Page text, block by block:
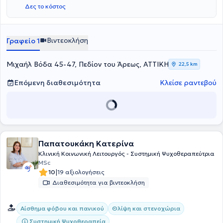
Κοινωνικά Ιατρεία Αλληλεγγύης Χαλανδρίου.
2025 συμμετείχε σε ερευνητική εργασία με τίτλο «Loyal hearts,
explorative minds: A co-operative inquiry of HELASYTH on its’
οποίο οι συστημικοί θεραπευτές αντιλαμβάνονται την
επαγγελματική τους ταυτότητα και τις προκλήσεις της.
Δες το κόστος
Γραφείο 1 Βιντεοκλήση
Μιχαήλ Βόδα 45-47, Πεδίον του Άρεως, ΑΤΤΙΚΗ 22,5 km
Επόμενη διαθεσιμότητα Κλείσε ραντεβού
Παπατουκάκη Κατερίνα
Κλινική Κοινωνική Λειτουργός - Συστημική Ψυχοθεραπεύτρια
MSc
10|19 αξιολογήσεις
Διαθεσιμότητα για βιντεοκλήση
Αίσθημα φόβου και πανικού
Θλίψη και στενοχώρια
Συστημική Ψυχοθεραπεία